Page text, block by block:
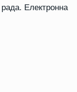
рада. Електронна